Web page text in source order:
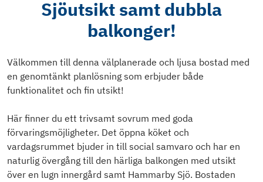
Sjöutsikt samt dubbla
balkonger!
Välkommen till denna välplanerade och ljusa bostad med
en genomtänkt planlösning som erbjuder både
funktionalitet och fin utsikt!
Här finner du ett trivsamt sovrum med goda
förvaringsmöjligheter. Det öppna köket och
vardagsrummet bjuder in till social samvaro och har en
naturlig övergång till den härliga balkongen med utsikt
över en lugn innergård samt Hammarby Sjö. Bostaden